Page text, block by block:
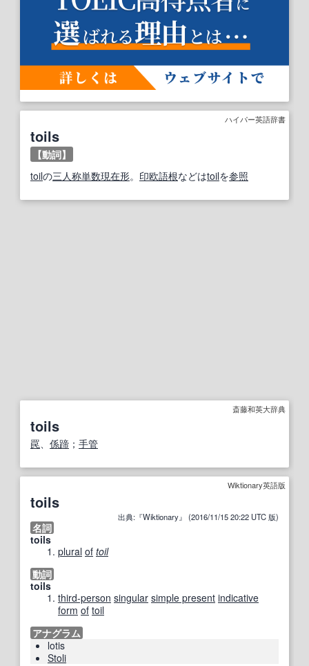
ハイパー英語辞書
toils
【動詞】
toilの三人称単数現在形。 印欧語根などはtoilを参照
斎藤和英大辞典
toils
罠、 係蹄 ； 手管
Wiktionary英語版
toils
出典:『Wiktionary』 (2016/11/15 20:22 UTC 版)
名詞
toils
plural of toil
動詞
toils
third-person singular simple present indicative
form of toil
アナグラム
lotis
Stoli